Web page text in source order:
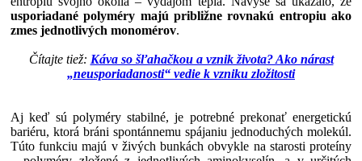
usporiadané polyméry majú približne rovnakú entropiu ako
zmes jednotlivých monomérov.
Čítajte tiež: Káva so šľahačkou a vznik života? Ako nárast
„neusporiadanosti“ vedie k vzniku zložitosti
Aj keď sú polyméry stabilné, je potrebné prekonať energetickú
bariéru, ktorá bráni spontánnemu spájaniu jednoduchých molekúl.
Túto funkciu majú v živých bunkách obvykle na starosti proteíny